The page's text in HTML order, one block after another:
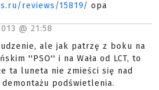
reviews/15819/ opa
@ 21:58
ale jak patrzę z boku na
''PSO'' i na Wała od LCT, to
ta luneta nie zmieści się nad
podświetlenia.